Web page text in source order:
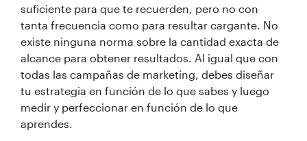
suficiente para que te recuerden, pero no con
tanta frecuencia como para resultar cargante. No
existe ninguna norma sobre la cantidad exacta de
alcance para obtener resultados. Al igual que con
todas las campañas de marketing, debes diseñar
tu estrategia en función de lo que sabes y luego
medir y perfeccionar en función de lo que
aprendes.